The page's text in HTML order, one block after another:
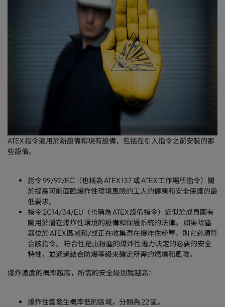
ATEX 指令適用於新設備和現有設備，包括在引入指令之前安裝的那
些設備。
指令 99/92/EC（也稱為 ATEX 137 或 ATEX 工作場所指令）關
於提高可能面臨爆炸性環境風險的工人的健康和安全保護的最
低要求。
指令 2014/34/EU（也稱為 ATEX 設備指令）近似於成員國有
關用於潛在爆炸性環境的設備和保護系統的法律。 如果除塵
器位於 ATEX 區域和/或正在收集潛在爆炸性粉塵，則它必須符
合該指令。 符合性是由粉塵的爆炸性潛力決定的必要的安全
特性，並通過結合防爆等級來確定所需的燃燒和風險。
爆炸濃度的概率越高，所需的安全級別就越高：
爆炸性雲發生概率低的區域，分類為 22 區。